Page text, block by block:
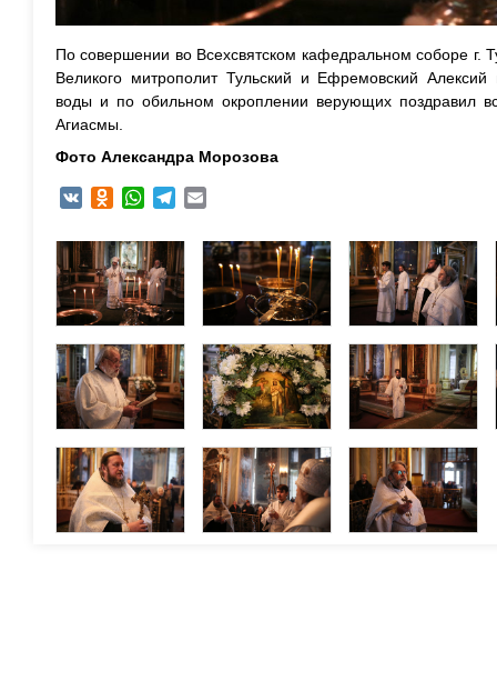
По совершении во Всехсвятском кафедральном соборе г.
Великого митрополит Тульский и Ефремовский Алексий
воды и по обильном окроплении верующих поздравил
Агиасмы.
Фото Александра Морозова
VK Odnoklassniki
WhatsAppTelegram